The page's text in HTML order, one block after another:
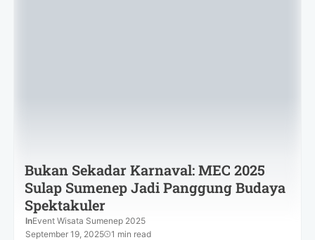
Bukan Sekadar Karnaval: MEC 2025
Sulap Sumenep Jadi Panggung Budaya
Spektakuler
InEvent Wisata Sumenep 2025
September 19, 2025
1 min read